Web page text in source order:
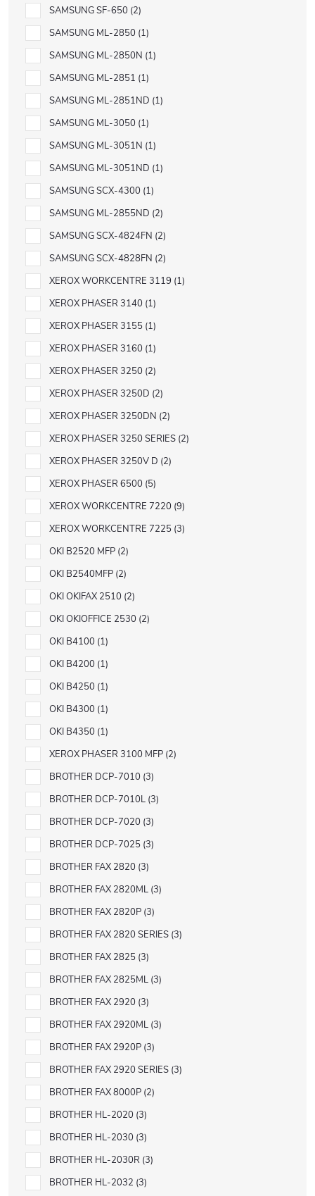
SAMSUNG SF-650 2
SAMSUNG ML-2850 1
SAMSUNG ML-2850N 1
SAMSUNG ML-2851 1
SAMSUNG ML-2851ND 1
SAMSUNG ML-3050 1
SAMSUNG ML-3051N 1
SAMSUNG ML-3051ND 1
SAMSUNG SCX-4300 1
SAMSUNG ML-2855ND 2
SAMSUNG SCX-4824FN 2
SAMSUNG SCX-4828FN 2
XEROX WORKCENTRE 3119 1
XEROX PHASER 3140 1
XEROX PHASER 3155 1
XEROX PHASER 3160 1
XEROX PHASER 3250 2
XEROX PHASER 3250D 2
XEROX PHASER 3250DN 2
XEROX PHASER 3250 SERIES 2
XEROX PHASER 3250V D 2
XEROX PHASER 6500 5
XEROX WORKCENTRE 7220 9
XEROX WORKCENTRE 7225 3
OKI B2520 MFP 2
OKI B2540MFP 2
OKI OKIFAX 2510 2
OKI OKIOFFICE 2530 2
OKI B4100 1
OKI B4200 1
OKI B4250 1
OKI B4300 1
OKI B4350 1
XEROX PHASER 3100 MFP 2
BROTHER DCP-7010 3
BROTHER DCP-7010L 3
BROTHER DCP-7020 3
BROTHER DCP-7025 3
BROTHER FAX 2820 3
BROTHER FAX 2820ML 3
BROTHER FAX 2820P 3
BROTHER FAX 2820 SERIES 3
BROTHER FAX 2825 3
BROTHER FAX 2825ML 3
BROTHER FAX 2920 3
BROTHER FAX 2920ML 3
BROTHER FAX 2920P 3
BROTHER FAX 2920 SERIES 3
BROTHER FAX 8000P 2
BROTHER HL-2020 3
BROTHER HL-2030 3
BROTHER HL-2030R 3
BROTHER HL-2032 3